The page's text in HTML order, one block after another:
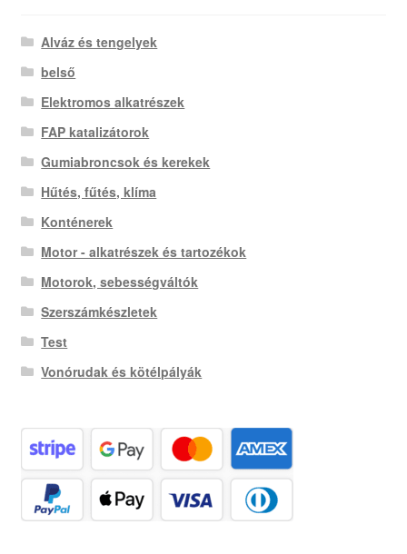
Alváz és tengelyek
belső
Elektromos alkatrészek
FAP katalizátorok
Gumiabroncsok és kerekek
Hűtés, fűtés, klíma
Konténerek
Motor - alkatrészek és tartozékok
Motorok, sebességváltók
Szerszámkészletek
Test
Vonórudak és kötélpályák